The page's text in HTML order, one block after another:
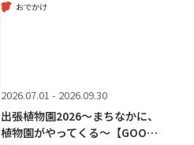
おでかけ
2026.07.01 - 2026.09.30
出張植物園2026～まちなかに、
植物園がやってくる～【GOO…